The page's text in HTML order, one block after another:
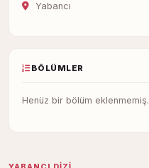
Yabancı
BÖLÜMLER
Henüz bir bölüm eklenmemiş.